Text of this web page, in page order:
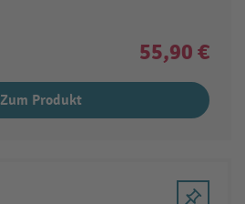
55,90 €
Zum Produkt